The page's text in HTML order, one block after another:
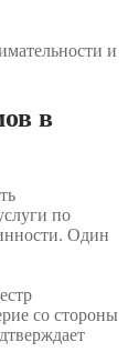
и
в
по
Один
со стороны